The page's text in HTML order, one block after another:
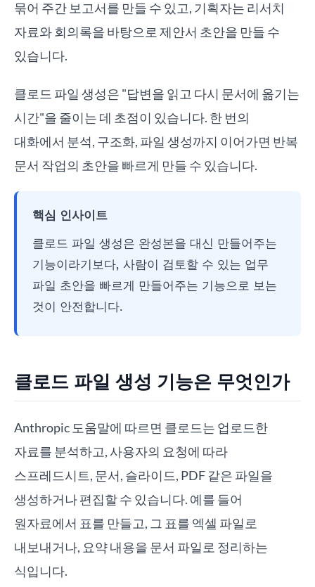
묶어 주간 보고서를 만들 수 있고, 기획자는 리서치
자료와 회의록을 바탕으로 제안서 초안을 만들 수
있습니다.
클로드 파일 생성은 "답변을 읽고 다시 문서에 옮기는
시간"을 줄이는 데 초점이 있습니다. 한 번의
대화에서 분석, 구조화, 파일 생성까지 이어가면 반복
문서 작업의 초안을 빠르게 만들 수 있습니다.
핵심 인사이트
클로드 파일 생성은 완성본을 대신 만들어주는
기능이라기보다, 사람이 검토할 수 있는 업무
파일 초안을 빠르게 만들어주는 기능으로 보는
것이 안전합니다.
클로드 파일 생성 기능은 무엇인가
Anthropic 도움말에 따르면 클로드는 업로드한
자료를 분석하고, 사용자의 요청에 따라
스프레드시트, 문서, 슬라이드, PDF 같은 파일을
생성하거나 편집할 수 있습니다. 예를 들어
원자료에서 표를 만들고, 그 표를 엑셀 파일로
내보내거나, 요약 내용을 문서 파일로 정리하는
식입니다.